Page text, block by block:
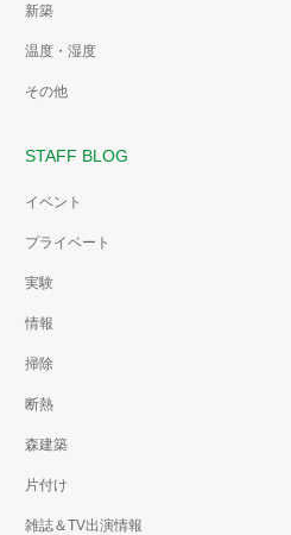
新築
温度・湿度
その他
STAFF BLOG
イベント
プライベート
実験
情報
掃除
断熱
森建築
片付け
雑誌＆TV出演情報